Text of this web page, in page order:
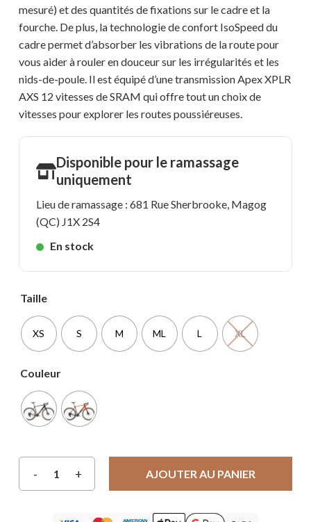
mesuré) et des quantités de fixations sur le cadre et la
fourche. De plus, la technologie de confort IsoSpeed du
cadre permet d’absorber les vibrations de la route pour
vous aider à rouler en douceur sur les irrégularités et les
nids-de-poule. Il est équipé d’une transmission Apex XPLR
AXS 12 vitesses de SRAM qui offre tout un choix de
vitesses pour explorer les routes poussiéreuses.
Disponible pour le ramassage
uniquement
Lieu de ramassage : 681 Rue Sherbrooke, Magog
(QC) J1X 2S4
En stock
Taille
XS S M ML L XL
Couleur
AJOUTER AU PANIER